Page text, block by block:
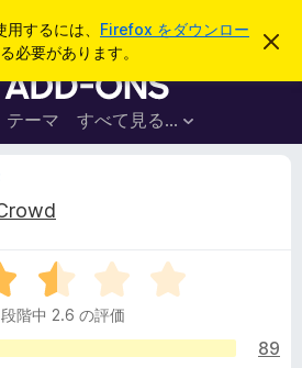
するには、 Firefox をダウンロー
必要があります。
こ
を
F
i
r
e
x
ラ
ウ
ザ
ー
テーマ すべて見る...
ログイン
階中 2.6 の評価
89